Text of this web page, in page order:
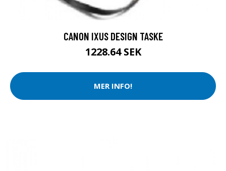
CANON IXUS DESIGN TASKE
1228.64 SEK
MER INFO!